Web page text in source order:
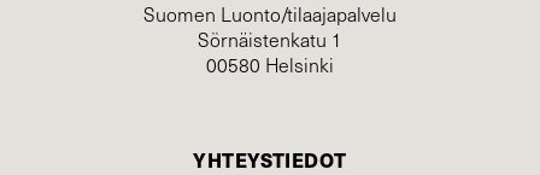
Suomen Luonto/tilaajapalvelu
Sörnäistenkatu 1
00580 Helsinki
YHTEYSTIEDOT